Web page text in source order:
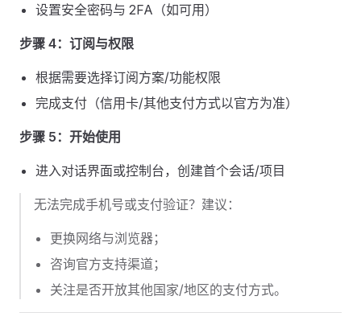
设置安全密码与 2FA（如可用）
步骤 4：订阅与权限
根据需要选择订阅方案/功能权限
完成支付（信用卡/其他支付方式以官方为准）
步骤 5：开始使用
进入对话界面或控制台，创建首个会话/项目
无法完成手机号或支付验证？建议：
更换网络与浏览器；
咨询官方支持渠道；
关注是否开放其他国家/地区的支付方式。